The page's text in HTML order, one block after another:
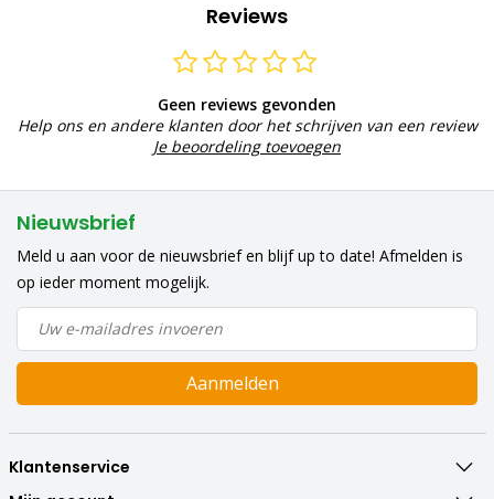
Reviews
Geen reviews gevonden
Help ons en andere klanten door het schrijven van een review
Je beoordeling toevoegen
Nieuwsbrief
Meld u aan voor de nieuwsbrief en blijf up to date! Afmelden is
op ieder moment mogelijk.
Aanmelden
Klantenservice